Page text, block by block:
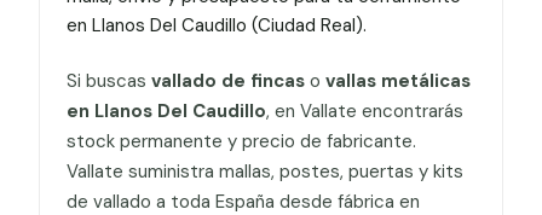
en Llanos Del Caudillo (Ciudad Real).
Si buscas vallado de fincaso vallas metálicas
en Llanos Del Caudillo, en Vallate encontrarás
stock permanente y precio de fabricante.
Vallate suministra mallas, postes, puertas y kits
de vallado a toda España desde fábrica en